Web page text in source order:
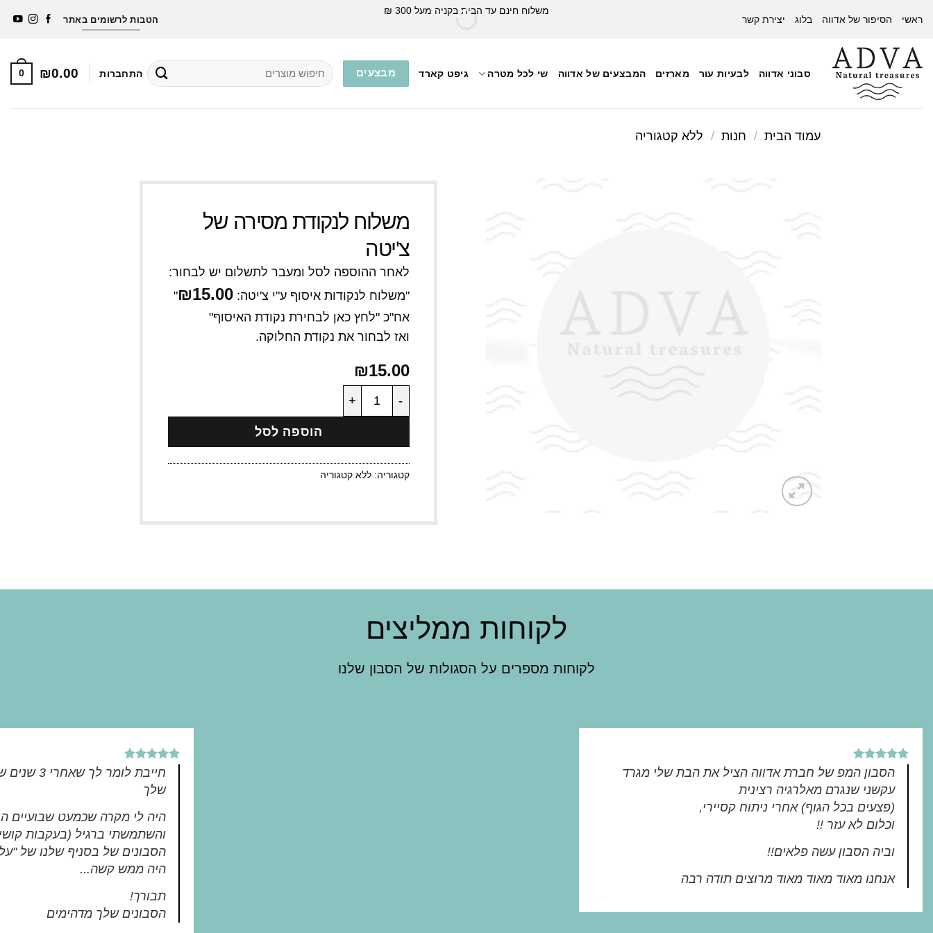
content
ראשי הסיפור של אדווה בלוג יצירת קשר
משלוח חינם עד הבית בקניה מעל 300 ₪
הטבות לרשומים באתר
סבוני אדווה לבעיות עור מארזים המבצעים של אדווה שי לכל מטרה גיפט קארד מבצעים
חיפוש
עבור:
התחברות ₪0.00
0
עמוד הבית / חנות / ללא קטגוריה
משלוח לנקודת מסירה של
צ'יטה
לאחר ההוספה לסל ומעבר לתשלום יש לבחור:
"משלוח לנקודות איסוף ע"י צ'יטה:
₪15.00
"
אח"כ "לחץ כאן לבחירת נקודת האיסוף"
ואז לבחור את נקודת החלוקה.
₪15.00
כמות של משלוח לנקודת מסירה של צ'יטה
הוספה לסל
קטגוריה:ללא קטגוריה
לקוחות ממליצים
לקוחות מספרים על הסגולות של הסבון שלנו
הסבון המפ של חברת אדווה הציל את הבת שלי מגרד
עקשני שנגרם מאלרגיה רצינית
(פצעים בכל הגוף) אחרי ניתוח קסיירי,
וכלום לא עזר !!
וביה הסבון עשה פלאים!!
אנחנו מאוד מאוד מאוד מרוצים תודה רבה
חייבת לומר
שלך
היה לי מקרה שכמעט שבועיים
והשתמשתי ברגיל (בעקבות
הסבונים של בסניף שלנו של
היה ממש קשה...
תבורך!
הסבונים שלך מדהימים